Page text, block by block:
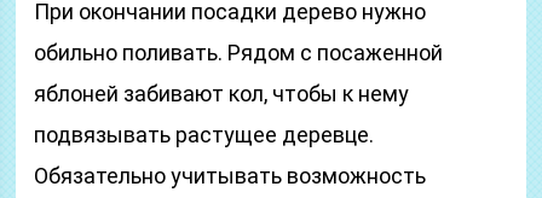
При окончании посадки дерево нужно
обильно поливать. Рядом с посаженной
яблоней забивают кол, чтобы к нему
подвязывать растущее деревце.
Обязательно учитывать возможность